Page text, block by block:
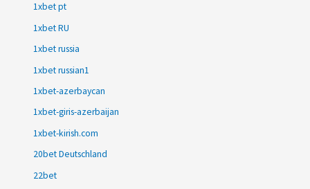
1xbet pt
1xbet RU
1xbet russia
1xbet russian1
1xbet-azerbaycan
1xbet-giris-azerbaijan
1xbet-kirish.com
20bet Deutschland
22bet